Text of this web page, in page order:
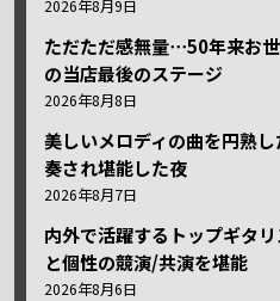
2026年8月9日
ただただ感無量⋯50年来お
の当店最後のステージ
2026年8月8日
美しいメロディの曲を円熟
奏され堪能した夜
2026年8月7日
内外で活躍するトップギタ
と個性の競演/共演を堪能
2026年8月6日